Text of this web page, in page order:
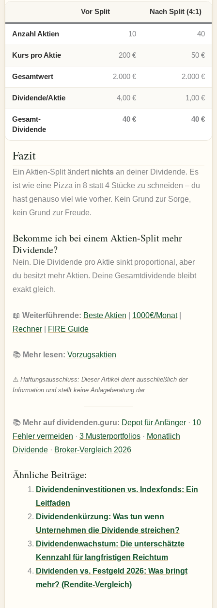
Vor Split Nach Split (4:1)
Anzahl Aktien 10 40
Kurs pro Aktie 200 € 50 €
Gesamtwert 2.000 € 2.000 €
Dividende/Aktie 4,00 € 1,00 €
Gesamt-
Dividende
40 € 40 €
Fazit
Ein Aktien-Split ändert nichtsan deiner Dividende. Es
ist wie eine Pizza in 8 statt 4 Stücke zu schneiden – du
hast genauso viel wie vorher. Kein Grund zur Sorge,
kein Grund zur Freude.
Bekomme ich bei einem Aktien-Split mehr
Dividende?
Nein. Die Dividende pro Aktie sinkt proportional, aber
du besitzt mehr Aktien. Deine Gesamtdividende bleibt
exakt gleich.
📖 Weiterführende: Beste Aktien 1000€/Monat|
Rechner| FIRE Guide
📚 Mehr lesen: Vorzugsaktien
⚠️ Haftungsausschluss: Dieser Artikel dient ausschließlich der
Information und stellt keine Anlageberatung dar.
📚 Mehr auf dividenden.guru: Depot für Anfänger· 10
Fehler vermeiden · 3 Musterportfolios· Monatlich
Dividende· Broker-Vergleich 2026
Ähnliche Beiträge:
Dividendeninvestitionen vs. Indexfonds: Ein
Leitfaden
Dividendenkürzung: Was tun wenn
Unternehmen die Dividende streichen?
Dividendenwachstum: Die unterschätzte
Kennzahl für langfristigen Reichtum
Dividenden vs. Festgeld 2026: Was bringt
mehr? (Rendite-Vergleich)